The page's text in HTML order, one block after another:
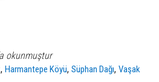
okunmuştur
,Harmantepe Köyü,Süphan Dağı,Vaşak